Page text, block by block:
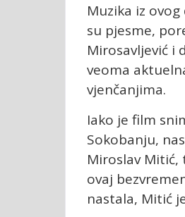
Muzika iz
su pjesme,
Mirosavljević i
veoma
vjenčanjima.
Iako je film
Sokobanju,
Miroslav
ovaj
nastala, Mitić